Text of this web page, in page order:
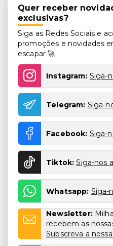
Quer receber
exclusivas?
Siga as Redes Sociais e
promoções e novidades
escapar 🚀
Instagram: Siga-
Telegram: Siga-
Facebook: Siga-
Tiktok: Siga-nos
Whatsapp: Siga-
Newsletter:
recebem as
Subscreva a